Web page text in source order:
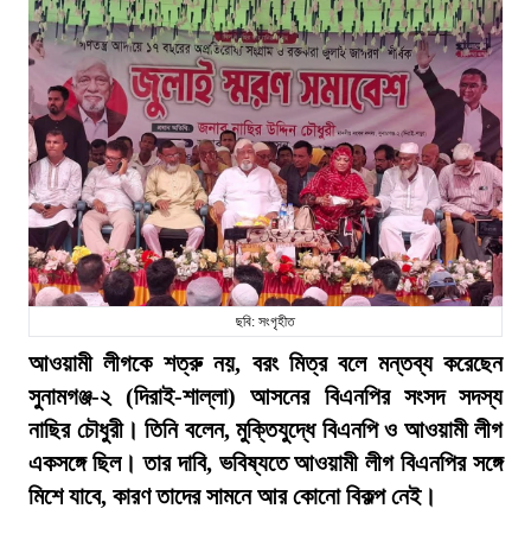
ছবি: সংগৃহীত
আওয়ামী লীগকে শত্রু নয়, বরং মিত্র বলে মন্তব্য করেছেন
সুনামগঞ্জ-২ (দিরাই-শাল্লা) আসনের বিএনপির সংসদ সদস্য
নাছির চৌধুরী। তিনি বলেন, মুক্তিযুদ্ধে বিএনপি ও আওয়ামী লীগ
একসঙ্গে ছিল। তার দাবি, ভবিষ্যতে আওয়ামী লীগ বিএনপির সঙ্গে
মিশে যাবে, কারণ তাদের সামনে আর কোনো বিকল্প নেই।